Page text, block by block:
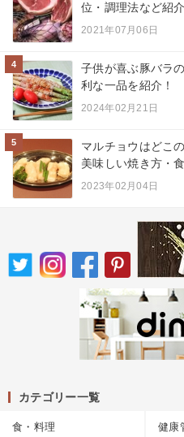
位・調理法など紹介
2021年07月06日
4
子供が喜ぶ豚バラ
利な一品を紹介！
2024年02月21日
5
マルチョウはどこ
美味しい焼き方・
2023年02月04日
カテゴリー一覧
食・料理 健康